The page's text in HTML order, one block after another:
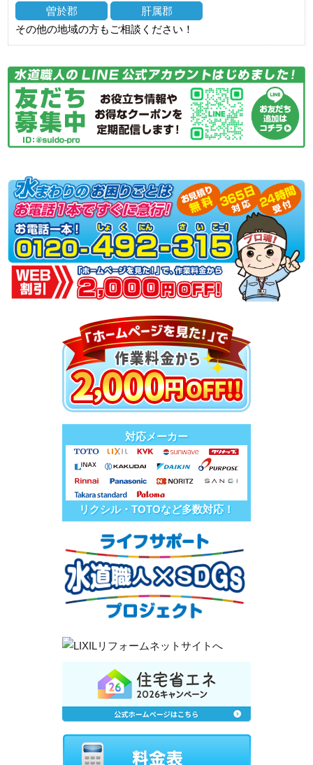
曽於郡
肝属郡
その他の地域の方もご相談ください！
対応メーカー
リクシル・TOTOなど多数対応！